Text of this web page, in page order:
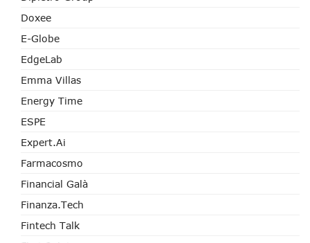
Doxee
E-Globe
EdgeLab
Emma Villas
Energy Time
ESPE
Expert.ai
Farmacosmo
Financial Galà
Finanza.tech
Fintech Talk